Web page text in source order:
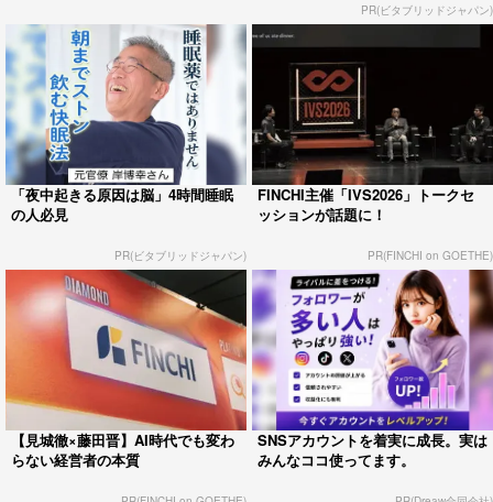
PR(ビタブリッドジャパン)
「夜中起きる原因は脳」4時間睡眠
の人必見
PR(ビタブリッドジャパン)
FINCHI主催「IVS2026」トークセ
ッションが話題に！
PR(FINCHI on GOETHE)
【見城徹×藤田晋】AI時代でも変わ
らない経営者の本質
SNSアカウントを着実に成長。実は
みんなココ使ってます。